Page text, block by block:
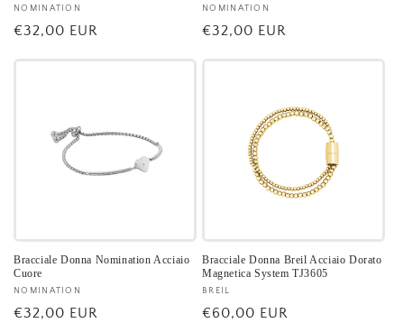
Fornitore:
NOMINATION
Prezzo
€32,00 EUR
Fornitore:
NOMINATION
Prezzo
€32,00 EUR
Bracciale Donna Nomination Acciaio
Cuore
Fornitore:
NOMINATION
Prezzo
€32,00 EUR
Bracciale Donna Breil Acciaio Dorato
Magnetica System TJ3605
Fornitore:
BREIL
Prezzo
€60,00 EUR